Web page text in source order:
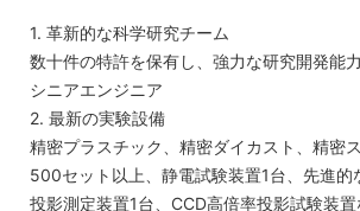
1. 革新的な科学研究チーム
数十件の特許を保有し、強力な研究開発能
シニアエンジニア
2. 最新の実験設備
精密プラスチック、精密ダイカスト、精密
500セット以上、静電試験装置1台、先進的
投影測定装置1台、CCD高倍率投影試験装置